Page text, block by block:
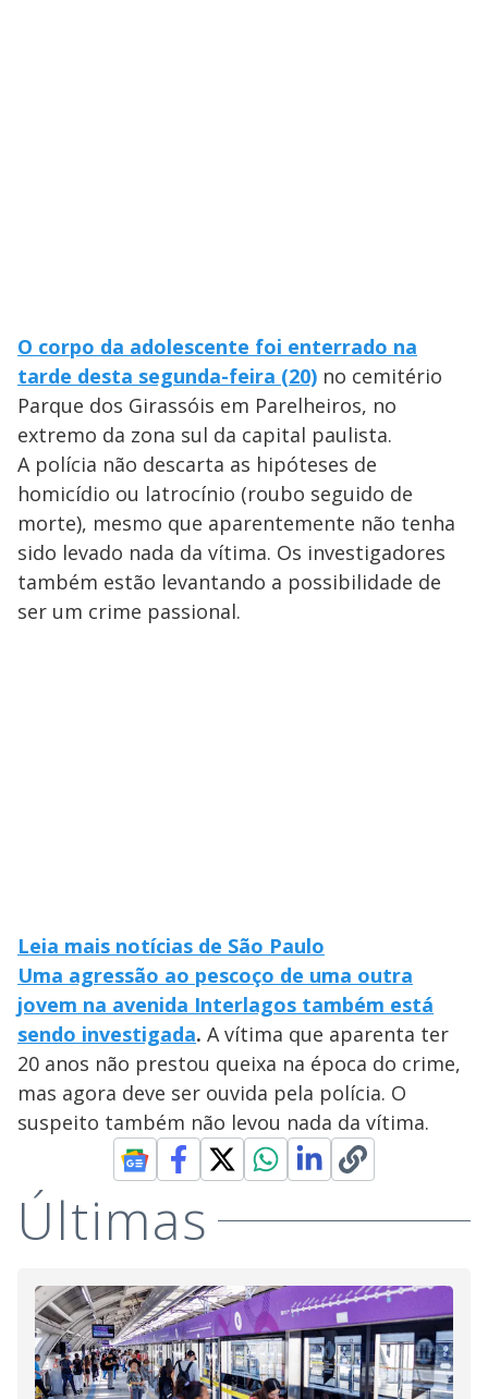
O corpo da adolescente foi enterrado na
tarde desta segunda-feira (20) no cemitério
Parque dos Girassóis em Parelheiros, no
extremo da zona sul da capital paulista.
A polícia não descarta as hipóteses de
homicídio ou latrocínio (roubo seguido de
morte), mesmo que aparentemente não tenha
sido levado nada da vítima. Os investigadores
também estão levantando a possibilidade de
ser um crime passional.
Leia mais notícias de São Paulo
Uma agressão ao pescoço de uma outra
jovem na avenida Interlagos também está
sendo investigada. A vítima que aparenta ter
20 anos não prestou queixa na época do crime,
mas agora deve ser ouvida pela polícia. O
suspeito também não levou nada da vítima.
Últimas